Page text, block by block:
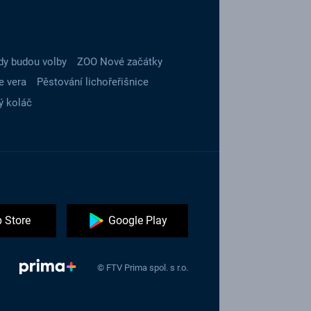
budou volby
ZOO Nové začátky
vera
Pěstování lichořeřišnice
koláč
Store Google Play
© FTV Prima spol. s r.o.